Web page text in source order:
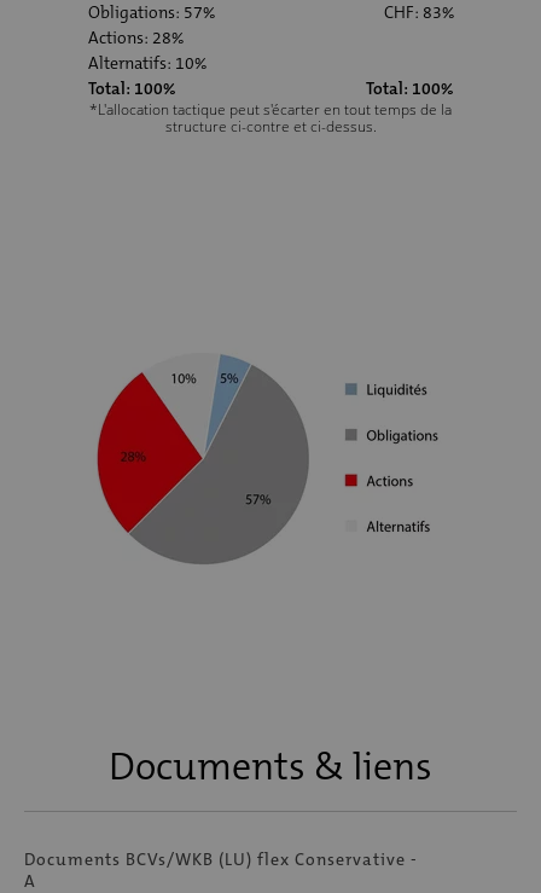
Obligations: 57%
CHF: 83%
Actions: 28%
Alternatifs: 10%
Total: 100%
Total: 100%
*L'allocation tactique peut s'écarter en tout temps de la
structure ci-contre et ci-dessus.
Documents & liens
Documents BCVs/WKB (LU) flex Conservative -
A